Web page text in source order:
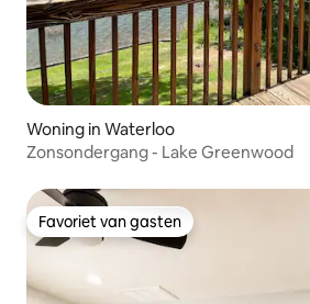
Woning in Waterloo
Zonsondergang - Lake Greenwood
Favoriet van gasten
Favoriet van gasten